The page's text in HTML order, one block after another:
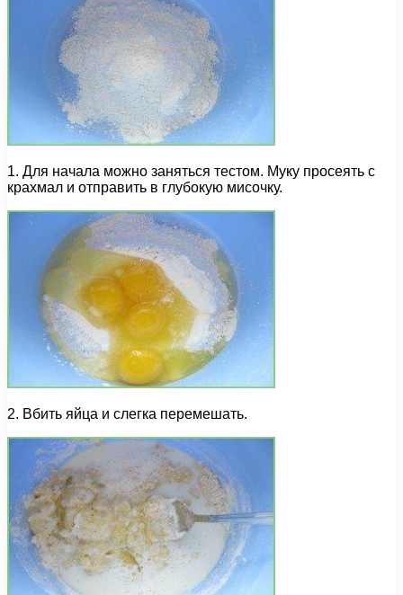
1. Для начала можно заняться тестом. Муку просеять с
крахмал и отправить в глубокую мисочку.
2. Вбить яйца и слегка перемешать.